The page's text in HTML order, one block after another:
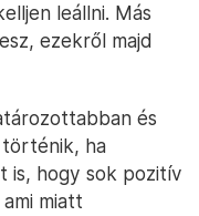
leállni. Más
ezekről majd
és
történik, ha
is, hogy sok pozitív
miatt